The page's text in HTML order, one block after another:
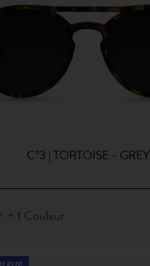
C°3 | TORTOISE - GREY
+ 1 Couleur